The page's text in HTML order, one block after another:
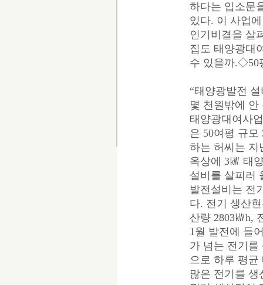
하다는 입소문
있다. 이 사업
인기비결을 살
집도 태양광대
수 있을까.◇50
“태양광발전
몇 천원밖에 안
태양광대여사
은 50여평 규
하는 허씨는 지
옥상에 3㎾ 태
설비를 살피러
발전설비는 전
다. 전기 생산
산량 2803㎾h,
1월 발전에 들
가 넘는 전기를
으로 하루 평균
많은 전기를 생